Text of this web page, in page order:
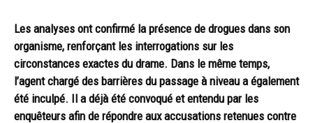
Les analyses ont confirmé la présence de drogues dans son
organisme, renforçant les interrogations sur les
circonstances exactes du drame. Dans le même temps,
l’agent chargé des barrières du passage à niveau a également
été inculpé. Il a déjà été convoqué et entendu par les
enquêteurs afin de répondre aux accusations retenues contre